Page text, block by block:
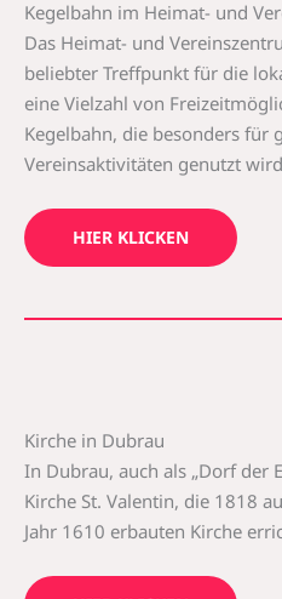
Kegelbahn im Heimat- und
Das Heimat- und
beliebter Treffpunkt für die
eine Vielzahl von
Kegelbahn, die besonders für
Vereinsaktivitäten genutzt
HIER KLICKEN
Kirche in Dubrau
In Dubrau, auch als „Dorf der
Kirche St. Valentin, die 1818
Jahr 1610 erbauten Kirche